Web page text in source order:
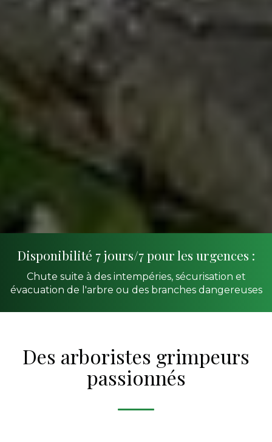
Disponibilité 7 jours/7 pour les urgences :
Chute suite à des intempéries, sécurisation et
évacuation de l'arbre ou des branches dangereuses
Des arboristes grimpeurs
passionnés